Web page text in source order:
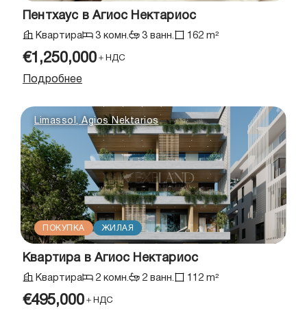
Пентхаус в Агиос Нектариос
Квартира 3 комн. 3 ванн. 162 m²
€1,250,000＋НДС
Подробнее
Limassol, Agios Nektarios
ПОКУПКА ЖИЛАЯ
Квартира в Агиос Нектариос
Квартира 2 комн. 2 ванн. 112 m²
€495,000＋НДС